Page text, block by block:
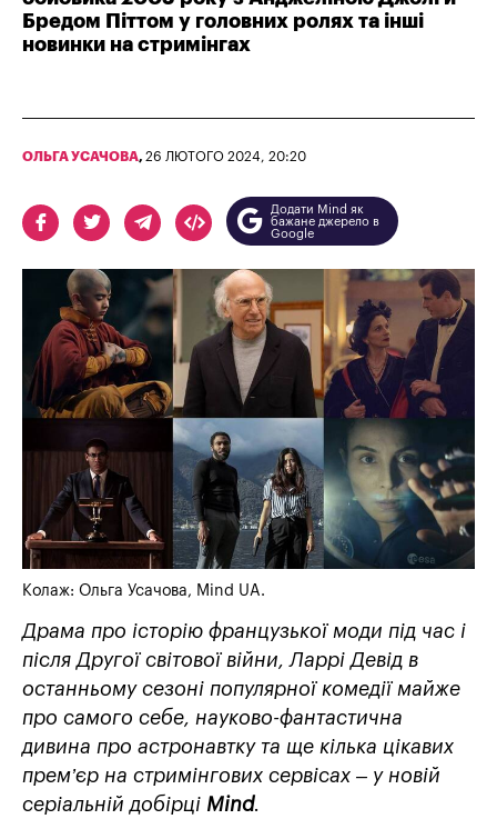
Бредом Піттом у головних ролях та інші
новинки на стримінгах
ОЛЬГА УСАЧОВА, 26 ЛЮТОГО 2024, 20:20
Додати Mind як
бажане джерело в
Google
Колаж: Ольга Усачова, Mind UA.
Драма про історію французької моди під час і
після Другої світової війни, Ларрі Девід в
останньому сезоні популярної комедії майже
про самого себе, науково-фантастична
дивина про астронавтку та ще кілька цікавих
прем’єр на стримінгових сервісах – у новій
серіальній добірці Mind.